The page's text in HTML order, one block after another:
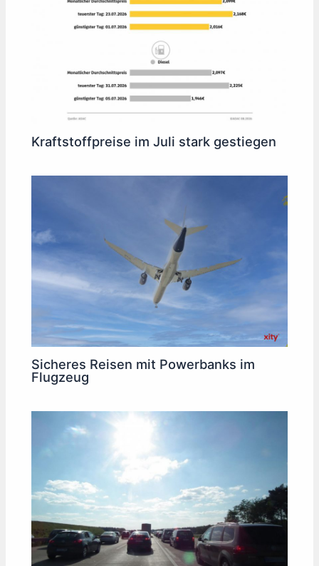
Kraftstoffpreise im Juli stark gestiegen
Sicheres Reisen mit Powerbanks im
Flugzeug